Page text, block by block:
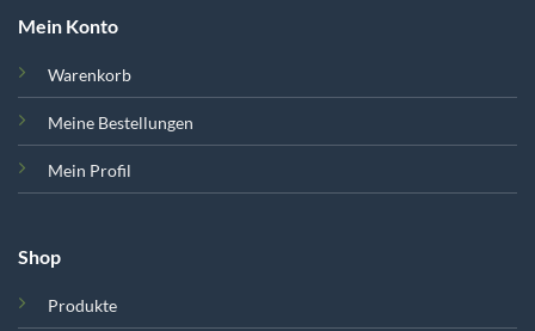
Mein Konto
Warenkorb
Meine Bestellungen
Mein Profil
Shop
Produkte